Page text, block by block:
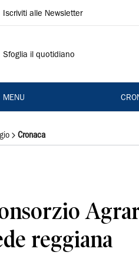
Iscriviti alle Newsletter
Sfoglia il quotidiano
MENU
Cronaca
reggiana